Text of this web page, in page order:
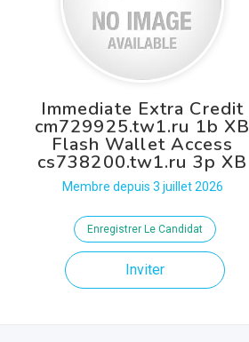
Immediate Extra Credit
cm729925.tw1.ru 1b XB
Flash Wallet Access
cs738200.tw1.ru 3p XB
Membre depuis 3 juillet 2026
Enregistrer Le Candidat
Inviter